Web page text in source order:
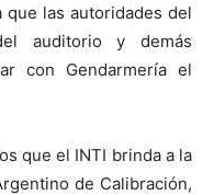
que las autoridades del
auditorio y demás
con Gendarmería el
que el INTI brinda a la
de Calibración,